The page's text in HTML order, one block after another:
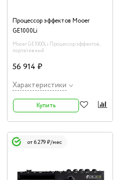
Процессор эффектов Mooer
GE1000Li
Mooer GE1000Li Процессор эффектов,
портативный
56 914 ₽
Характеристики
Купить
от 6 279 ₽/мес